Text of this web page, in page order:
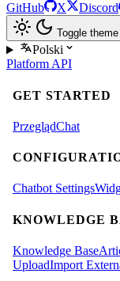
GitHub
X Discord
Toggle theme
Polski
Platform API
GET STARTED
PrzeglądChat
Chatbot Settings
KNOWLEDGE
Knowledge Base
UploadImport